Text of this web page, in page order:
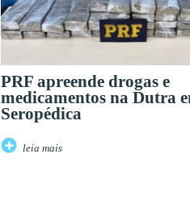
PRF apreende drogas e
medicamentos na Dutra
Seropédica
leia mais